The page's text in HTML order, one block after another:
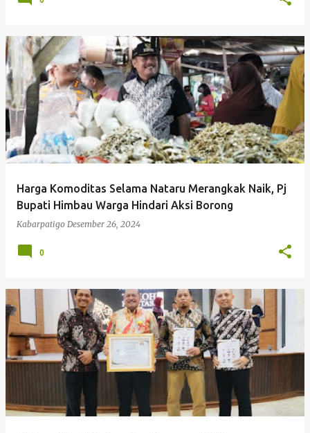
Harga Komoditas Selama Nataru Merangkak Naik, Pj
Bupati Himbau Warga Hindari Aksi Borong
Kabarpatigo Desember 26, 2024
0